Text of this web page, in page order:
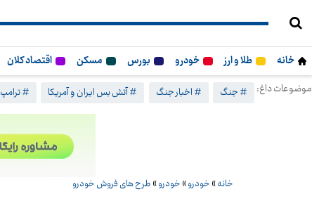
خانه طلا و ارز خودرو بورس مسکن اقتصاد کلان
موضوعات داغ:
# جنگ # اخبار جنگ # آتش بس ایران و آمریکا # ترامپ
خانه» خودرو» خودرو» طرح های فروش خودرو